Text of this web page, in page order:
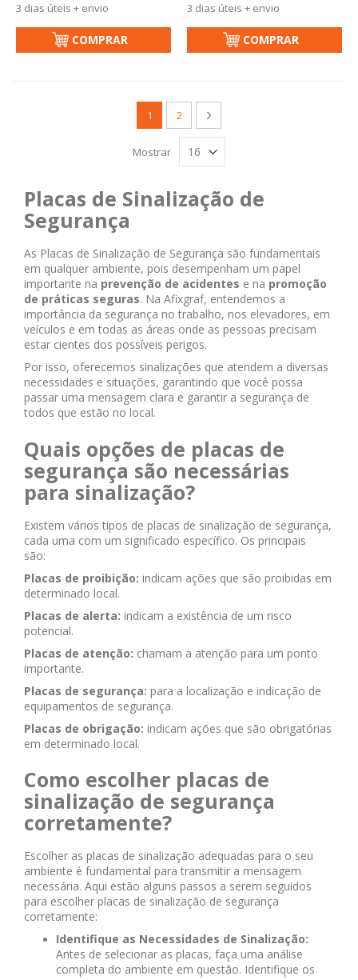
3 dias úteis + envio
COMPRAR
3 dias úteis + envio
COMPRAR
Você esta lendo a pagina
1 Página
2 Página
Próximo
Mostrar
Placas de Sinalização de
Segurança
As Placas de Sinalização de Segurança são fundamentais
em qualquer ambiente, pois desempenham um papel
importante na prevenção de acidentes e na promoção
de práticas seguras. Na Afixgraf, entendemos a
importância da segurança no trabalho, nos elevadores, em
veículos e em todas as áreas onde as pessoas precisam
estar cientes dos possíveis perigos.
Por isso, oferecemos sinalizações que atendem a diversas
necessidades e situações, garantindo que você possa
passar uma mensagem clara e garantir a segurança de
todos que estão no local.
Quais opções de placas de
segurança são necessárias
para sinalização?
Existem vários tipos de placas de sinalização de segurança,
cada uma com um significado específico. Os principais
são:
Placas de proibição: indicam ações que são proibidas em
determinado local.
Placas de alerta: indicam a existência de um risco
potencial.
Placas de atenção: chamam a atenção para um ponto
importante.
Placas de segurança: para a localização e indicação de
equipamentos de segurança.
Placas de obrigação: indicam ações que são obrigatórias
em determinado local.
Como escolher placas de
sinalização de segurança
corretamente?
Escolher as placas de sinalização adequadas para o seu
ambiente é fundamental para transmitir a mensagem
necessária. Aqui estão alguns passos a serem seguidos
para escolher placas de sinalização de segurança
corretamente:
Identifique as Necessidades de Sinalização:
Antes de selecionar as placas, faça uma análise
completa do ambiente em questão. Identifique os